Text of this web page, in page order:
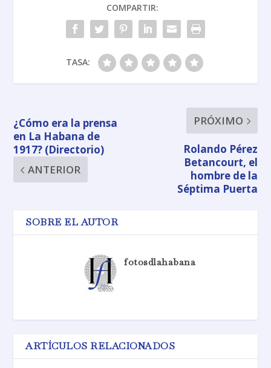
COMPARTIR:
TASA:
¿Cómo era la prensa
en La Habana de
1917? (Directorio)
ANTERIOR
PRÓXIMO
Rolando Pérez
Betancourt, el
hombre de la
Séptima Puerta
SOBRE EL AUTOR
fotosdlahabana
ARTÍCULOS RELACIONADOS